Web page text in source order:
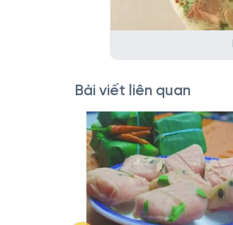
Bài viết liên quan